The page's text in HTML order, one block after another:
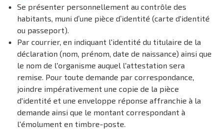
Se présenter personnellement au contrôle des
habitants, muni d’une pièce d’identité (carte d'identité
ou passeport).
Par courrier, en indiquant l'identité du titulaire de la
déclaration (nom, prénom, date de naissance) ainsi que
le nom de l'organisme auquel l'attestation sera
remise. Pour toute demande par correspondance,
joindre impérativement une copie de la pièce
d'identité et une enveloppe réponse affranchie à la
demande ainsi que le montant correspondant à
l'émolument en timbre-poste.